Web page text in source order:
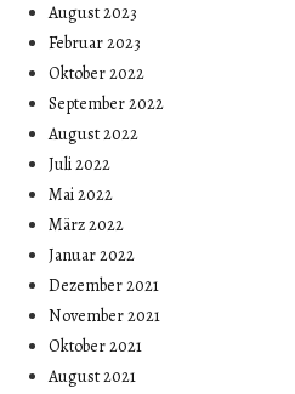
August 2023
Februar 2023
Oktober 2022
September 2022
August 2022
Juli 2022
Mai 2022
März 2022
Januar 2022
Dezember 2021
November 2021
Oktober 2021
August 2021